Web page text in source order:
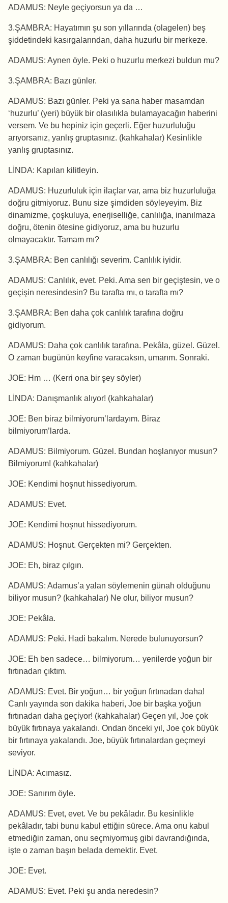
ADAMUS: Neyle geçiyorsun ya da …
3.ŞAMBRA: Hayatımın şu son yıllarında (olagelen) beş
şiddetindeki kasırgalarından, daha huzurlu bir merkeze.
ADAMUS: Aynen öyle. Peki o huzurlu merkezi buldun mu?
3.ŞAMBRA: Bazı günler.
ADAMUS: Bazı günler. Peki ya sana haber masamdan
‘huzurlu’ (yeri) büyük bir olasılıkla bulamayacağın haberini
versem. Ve bu hepiniz için geçerli. Eğer huzurluluğu
arıyorsanız, yanlış gruptasınız. (kahkahalar) Kesinlikle
yanlış gruptasınız.
LİNDA: Kapıları kilitleyin.
ADAMUS: Huzurluluk için ilaçlar var, ama biz huzurluluğa
doğru gitmiyoruz. Bunu size şimdiden söyleyeyim. Biz
dinamizme, çoşkuluya, enerjiselliğe, canlılığa, inanılmaza
doğru, ötenin ötesine gidiyoruz, ama bu huzurlu
olmayacaktır. Tamam mı?
3.ŞAMBRA: Ben canlılığı severim. Canlılık iyidir.
ADAMUS: Canlılık, evet. Peki. Ama sen bir geçiştesin, ve o
geçişin neresindesin? Bu tarafta mı, o tarafta mı?
3.ŞAMBRA: Ben daha çok canlılık tarafına doğru
gidiyorum.
ADAMUS: Daha çok canlılık tarafına. Pekâla, güzel. Güzel.
O zaman bugünün keyfine varacaksın, umarım. Sonraki.
JOE: Hm … (Kerri ona bir şey söyler)
LİNDA: Danışmanlık alıyor! (kahkahalar)
JOE: Ben biraz bilmiyorum’lardayım. Biraz
bilmiyorum’larda.
ADAMUS: Bilmiyorum. Güzel. Bundan hoşlanıyor musun?
Bilmiyorum! (kahkahalar)
JOE: Kendimi hoşnut hissediyorum.
ADAMUS: Evet.
JOE: Kendimi hoşnut hissediyorum.
ADAMUS: Hoşnut. Gerçekten mi? Gerçekten.
JOE: Eh, biraz çılgın.
ADAMUS: Adamus’a yalan söylemenin günah olduğunu
biliyor musun? (kahkahalar) Ne olur, biliyor musun?
JOE: Pekâla.
ADAMUS: Peki. Hadi bakalım. Nerede bulunuyorsun?
JOE: Eh ben sadece… bilmiyorum… yenilerde yoğun bir
fırtınadan çıktım.
ADAMUS: Evet. Bir yoğun… bir yoğun fırtınadan daha!
Canlı yayında son dakika haberi, Joe bir başka yoğun
fırtınadan daha geçiyor! (kahkahalar) Geçen yıl, Joe çok
büyük fırtınaya yakalandı. Ondan önceki yıl, Joe çok büyük
bir fırtınaya yakalandı. Joe, büyük fırtınalardan geçmeyi
seviyor.
LİNDA: Acımasız.
JOE: Sanırım öyle.
ADAMUS: Evet, evet. Ve bu pekâladır. Bu kesinlikle
pekâladır, tabi bunu kabul ettiğin sürece. Ama onu kabul
etmediğin zaman, onu seçmiyormuş gibi davrandığında,
işte o zaman başın belada demektir. Evet.
JOE: Evet.
ADAMUS: Evet. Peki şu anda neredesin?